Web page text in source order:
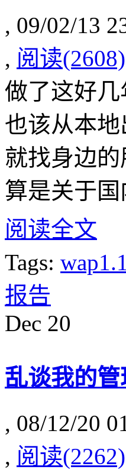
, 09/02/13
, 阅读(2608)
做了这好
也该从本
就找身边
算是关于
阅读全文
Tags:
报告
Dec 20
乱谈我的
, 08/12/20
, 阅读(2262)